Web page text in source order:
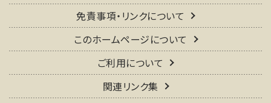
免責事項・リンクについて
このホームページについて
ご利用について
関連リンク集